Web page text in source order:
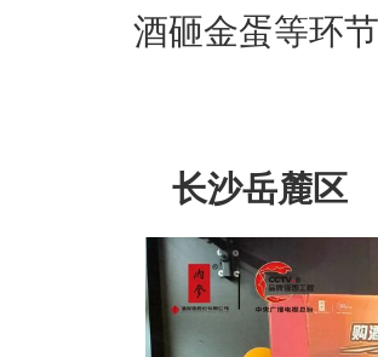
酒砸金蛋等环
长沙岳麓区